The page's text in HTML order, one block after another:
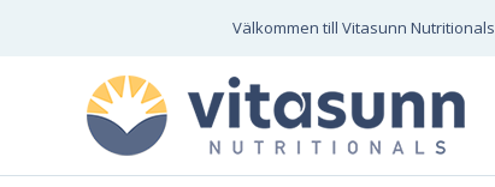
Välkommen till Vitasunn Nutritionals